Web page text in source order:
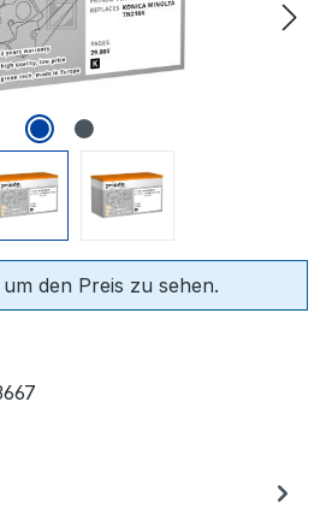
den Preis zu sehen.